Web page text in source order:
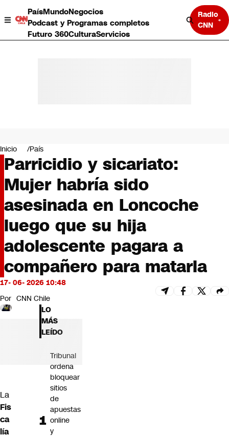
PaísMundoNegocios
Podcast y Programas completos
Futuro 360CulturaServicios
Radio
CNN
Negocios
Deportes
Programas completos
Cultura
Servicios
Bits
CNN tiempo
Futuro 360
Opinión
Inicio País
Parricidio y sicariato:
Mujer habría sido
asesinada en Loncoche
luego que su hija
adolescente pagara a
compañero para matarla
17- 06- 2026 10:48
Por CNN Chile
La
Fis
ca
lía
LO
MÁS
LEÍDO
Tribunal
ordena
bloquear
sitios
de
apuestas
online
y